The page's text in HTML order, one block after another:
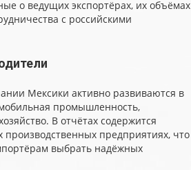
о ведущих экспортёрах, их объёмах
с российскими
Мексики активно развиваются в
промышленность,
В отчётах содержится
предприятиях, что
выбрать надёжных